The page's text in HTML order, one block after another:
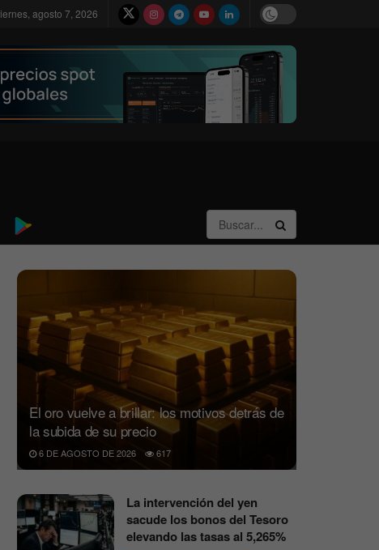
agosto 7, 2026
El oro vuelve a brillar: los motivos detrás de
la subida de su precio
6 DE AGOSTO DE 2026 617
La intervención del yen
sacude los bonos del Tesoro
elevando las tasas al 5,265%